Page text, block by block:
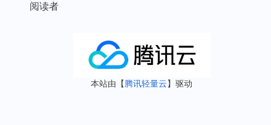
阅读者
本站由【腾讯轻量云】驱动